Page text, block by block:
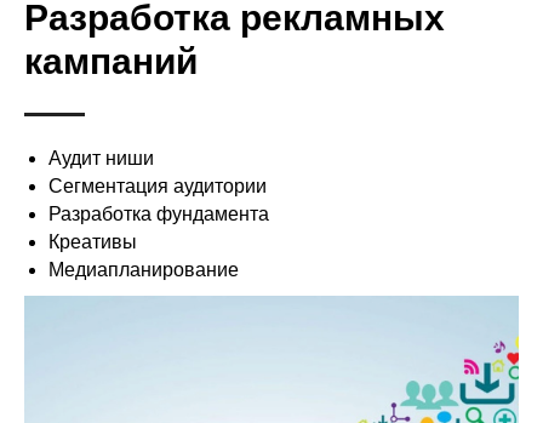
Разработка рекламных
кампаний
Аудит ниши
Сегментация аудитории
Разработка фундамента
Креативы
Медиапланирование